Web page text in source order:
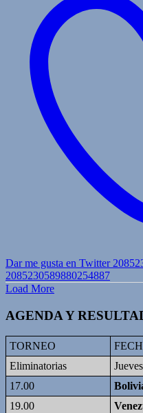
Dar me gusta en Twitter
2085230589880254887
Load More
AGENDA Y
TORNEO
Eliminatorias
17.00
19.00